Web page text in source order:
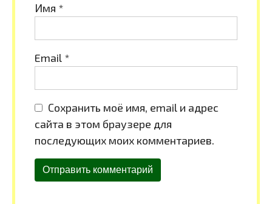
Имя *
Email *
Сохранить моё имя, email и адрес
сайта в этом браузере для
последующих моих комментариев.